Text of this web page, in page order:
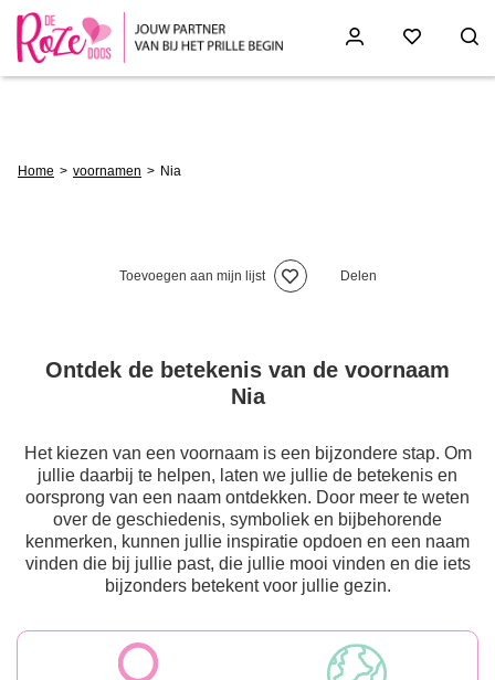
Home voornamen Nia
Toevoegen aan mijn lijst Delen
Ontdek de betekenis van de voornaam
Nia
Het kiezen van een voornaam is een bijzondere stap. Om
jullie daarbij te helpen, laten we jullie de betekenis en
oorsprong van een naam ontdekken. Door meer te weten
over de geschiedenis, symboliek en bijbehorende
kenmerken, kunnen jullie inspiratie opdoen en een naam
vinden die bij jullie past, die jullie mooi vinden en die iets
bijzonders betekent voor jullie gezin.